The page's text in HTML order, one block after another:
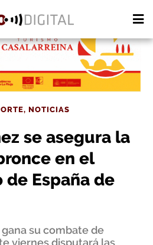
, NOTICIAS
se asegura la
en el
España de
su combate de
viernes disputará las